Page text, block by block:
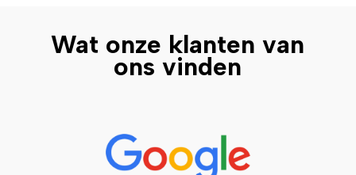
Wat onze klanten van
ons vinden